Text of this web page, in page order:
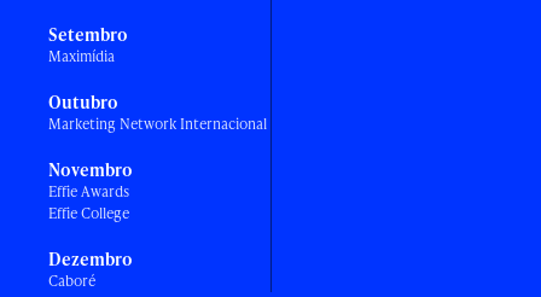
Setembro
Maximídia
Outubro
Marketing Network Internacional
Novembro
Effie Awards
Effie College
Dezembro
Caboré